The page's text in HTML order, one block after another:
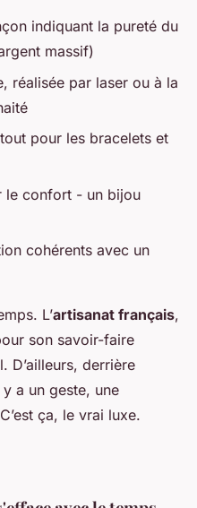
indiquant la pureté du
massif)
réalisée par laser ou à la
pour les bracelets et
le confort - un bijou
cohérents avec un
L’artisanat français,
son savoir-faire
D’ailleurs, derrière
a un geste, une
ça, le vrai luxe.